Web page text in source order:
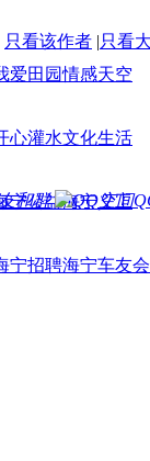
爱田园情感天空
心灌水文化生活
宁公益海宁义工
宁招聘海宁车友会
只看该作者 |只看
和群